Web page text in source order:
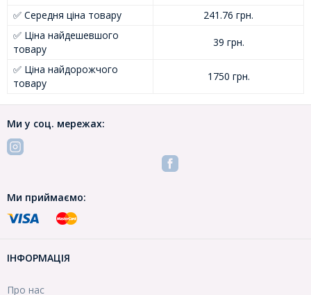
✅ Середня ціна товару
241.76 грн.
✅ Ціна найдешевшого
товару
39 грн.
✅ Ціна найдорожчого
товару
1750 грн.
Ми у соц. мережах:
Ми приймаємо:
ІНФОРМАЦІЯ
Про нас